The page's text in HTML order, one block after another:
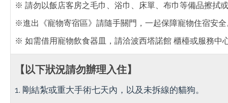
※ 請勿以飯店客房之毛巾、浴巾、床單、布巾等備品擦拭
※進出《寵物寄宿區》請隨手關門，一起保障寵物住宿安
※ 如需借用寵物飲食器皿，請洽波西塔諾館 櫃檯或服務中
【以下狀況請勿辦理入住】
1. 剛結紮或重大手術七天內，以及未拆線的貓狗。